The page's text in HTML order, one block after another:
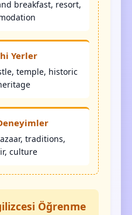
breakfast, resort,
Yerler
temple, historic
traditions,
culture
Öğrenme